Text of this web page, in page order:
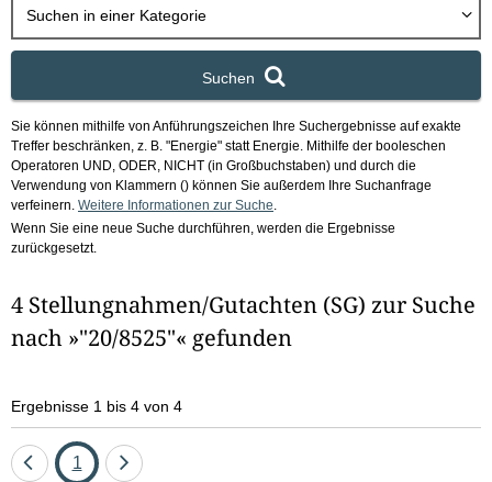
n
g
a
m
Suchen in einer Kategorie
Suchen
Sie können mithilfe von Anführungszeichen Ihre Suchergebnisse auf exakte
Treffer beschränken, z. B. "Energie" statt Energie. Mithilfe der booleschen
Operatoren UND, ODER, NICHT (in Großbuchstaben) und durch die
Verwendung von Klammern () können Sie außerdem Ihre Suchanfrage
verfeinern. Weitere Informationen zur Suche
Wenn Sie eine neue Suche durchführen, werden die Ergebnisse
zurückgesetzt.
4 Stellungnahmen/Gutachten (SG) zur Suche
nach »"20/8525"« gefunden
Ergebnisse 1 bis 4 von 4
EineSeite
1
Eine